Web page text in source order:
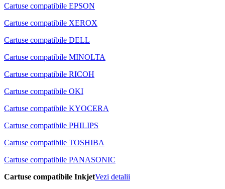
Cartuse compatibile EPSON
Cartuse compatibile XEROX
Cartuse compatibile DELL
Cartuse compatibile MINOLTA
Cartuse compatibile RICOH
Cartuse compatibile OKI
Cartuse compatibile KYOCERA
Cartuse compatibile PHILIPS
Cartuse compatibile TOSHIBA
Cartuse compatibile PANASONIC
Cartuse compatibile InkjetVezi detalii